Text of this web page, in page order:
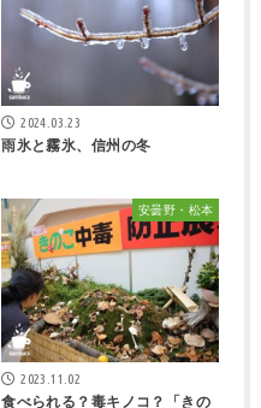
2024.03.23
雨氷と霧氷、信州の冬
安曇野・松本
2023.11.02
食べられる？毒キノコ？「きの